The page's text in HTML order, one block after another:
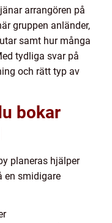
arrangören på
gruppen anländer,
samt hur många
tydliga svar på
och rätt typ av
bokar
planeras hjälper
en smidigare